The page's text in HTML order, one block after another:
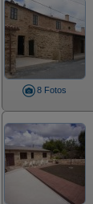
8 Fotos